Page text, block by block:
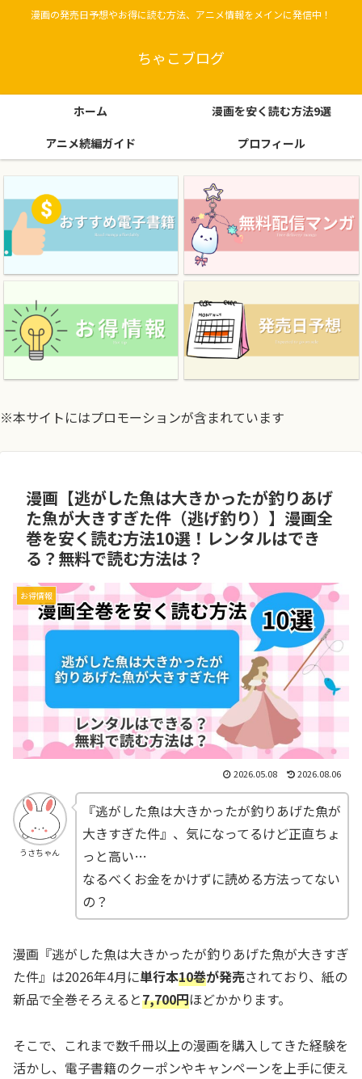
漫画の発売日予想やお得に読む方法、アニメ情報をメインに発信中！
ちゃこブログ
ホーム
漫画を安く読む方法9選
アニメ続編ガイド
プロフィール
※本サイトにはプロモーションが含まれています
漫画【逃がした魚は大きかったが釣りあげ
た魚が大きすぎた件（逃げ釣り）】漫画全
巻を安く読む方法10選！レンタルはでき
る？無料で読む方法は？
お得情報
2026.05.08 2026.08.06
うさちゃん
『逃がした魚は大きかったが釣りあげた魚が
大きすぎた件』、気になってるけど正直ちょ
っと高い…
なるべくお金をかけずに読める方法ってない
の？
漫画『逃がした魚は大きかったが釣りあげた魚が大きすぎ
た件』は2026年4月に単行本10巻が発売されており、紙の
新品で全巻そろえると7,700円ほどかかります。
そこで、これまで数千冊以上の漫画を購入してきた経験を
活かし、電子書籍のクーポンやキャンペーンを上手に使え